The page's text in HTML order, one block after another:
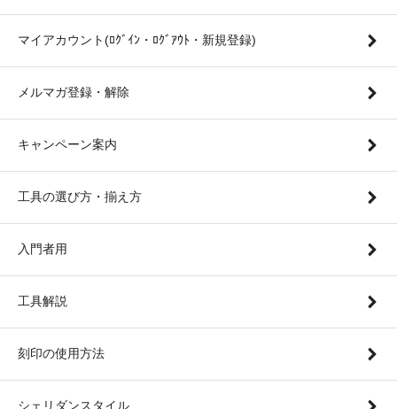
マイアカウント(ﾛｸﾞｲﾝ・ﾛｸﾞｱｳﾄ・新規登録)
メルマガ登録・解除
キャンペーン案内
工具の選び方・揃え方
入門者用
工具解説
刻印の使用方法
シェリダンスタイル